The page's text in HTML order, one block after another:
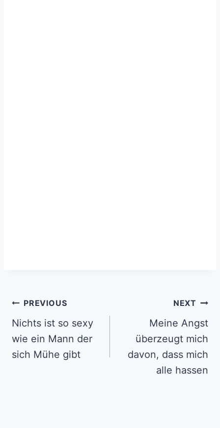
Post
navigation
PREVIOUS
Nichts ist so sexy
wie ein Mann der
sich Mühe gibt
NEXT
Meine Angst
überzeugt mich
davon, dass mich
alle hassen